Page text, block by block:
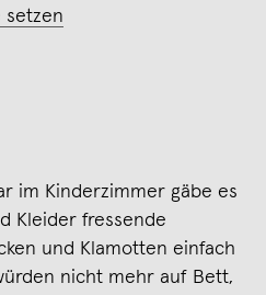
setzen
im Kinderzimmer gäbe es
Kleider fressende
und Klamotten einfach
nicht mehr auf Bett,